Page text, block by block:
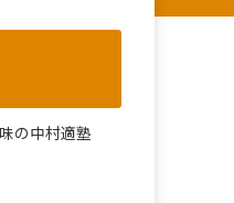
の中村適塾